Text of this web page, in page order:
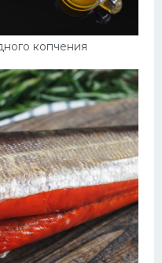
копчения